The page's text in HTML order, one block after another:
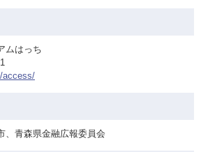
ムはっち
access/
、青森県金融広報委員会